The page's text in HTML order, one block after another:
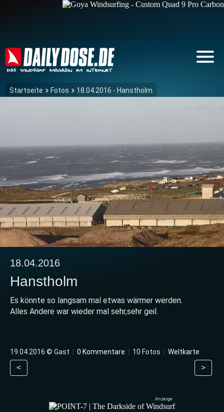
Startseite Fotos 18.04.2016 - Hanstholm
18.04.2016
Hanstholm
Es könnte so langsam mal etwas wärmer werden.
Alles Andere war wieder mal sehr,sehr geil.
19.04.2016 © Gast 0 Kommentare 10 Fotos Weltkarte
< >